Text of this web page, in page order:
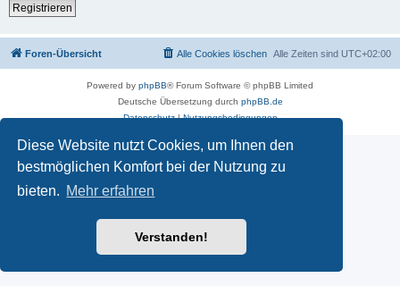
Diese Website nutzt Cookies, um Ihnen den
bestmöglichen Komfort bei der Nutzung zu
bieten. Mehr erfahren
Verstanden!
Registrieren
Foren-Übersicht Alle Zeiten sind UTC+02:00
Alle Cookies löschen
Powered by phpBB® Forum Software © phpBB Limited
Deutsche Übersetzung durch phpBB.de
Datenschutz|Nutzungsbedingungen